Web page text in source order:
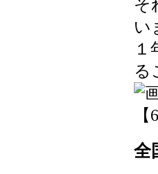
そ
い
る
全